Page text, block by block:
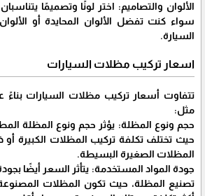
الألوان والتصاميم: اختر لونًا وتصميمًا
سواء كنت تفضل الألوان المحايدة أو
السيارة.
اسعار تركيب مظلات السيارات
تتفاوت أسعار تركيب مظلات السيارات
مثل:
حجم ونوع المظلة: يؤثر حجم ونوع المظلة
حيث تختلف تكلفة تركيب المظلات الكبيرة
المظلات الصغيرة البسيطة.
جودة المواد المستخدمة: يتأثر السعر أيضًا
تصنيع المظلة، حيث تكون المظلات